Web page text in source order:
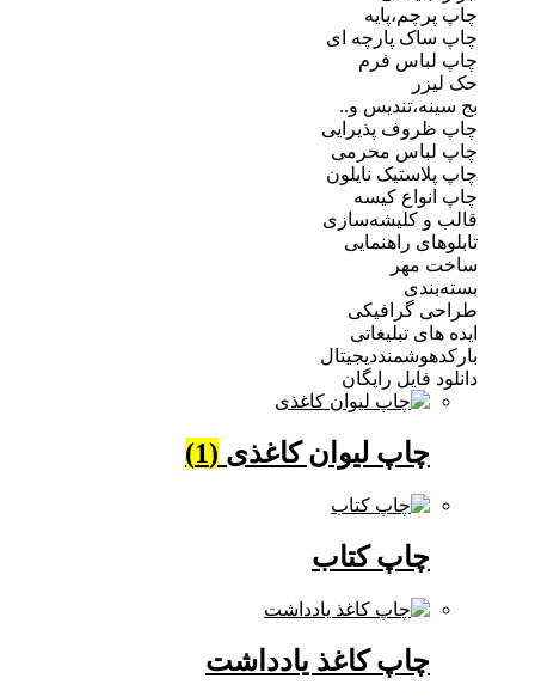
پارچه ای
فرم
و..
پذیرایی
محرمی
نایلون
کیسه
کلیشه‌سازی
راهنمایی
گرافیکی
تبلیغاتی
فایل رایگان
چاپ لیوان کاغذی(1)
چاپ کتاب
چاپ کاغذ یادداشت